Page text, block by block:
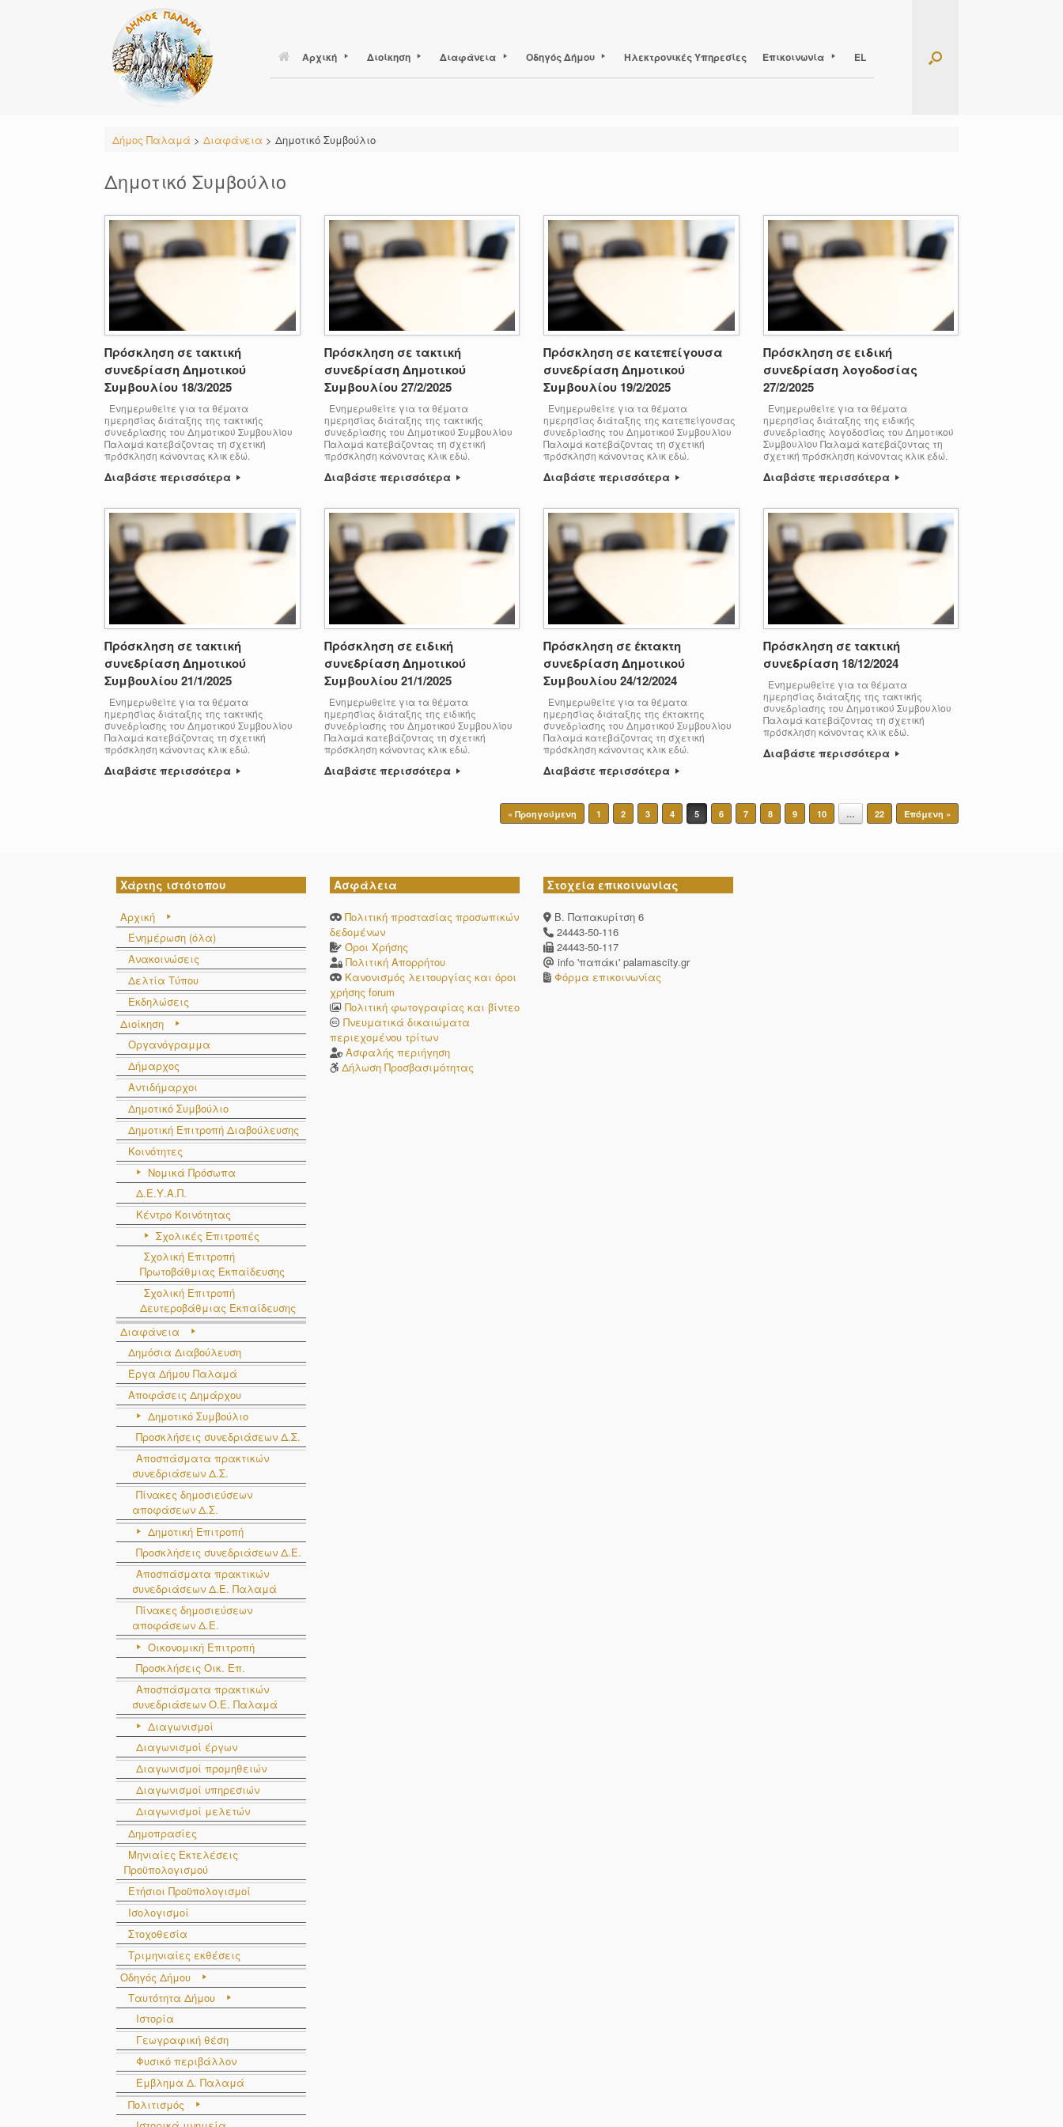
Αρχική Διοίκηση Διαφάνεια Οδηγός Δήμου Ηλεκτρονικές Υπηρεσίες Επικοινωνία EL
Δήμος Παλαμά > Διαφάνεια > Δημοτικό Συμβούλιο
Δημοτικό Συμβούλιο
Πρόσκληση σε τακτική
συνεδρίαση Δημοτικού
Συμβουλίου 18/3/2025
Ενημερωθείτε για τα θέματα
ημερησίας διάταξης της τακτικής
συνεδρίασης του Δημοτικού Συμβουλίου
Παλαμά κατεβάζοντας τη σχετική
πρόσκληση κάνοντας κλικ εδώ.
Διαβάστε περισσότερα
Πρόσκληση σε τακτική
συνεδρίαση Δημοτικού
Συμβουλίου 27/2/2025
Ενημερωθείτε για τα θέματα
ημερησίας διάταξης της τακτικής
συνεδρίασης του Δημοτικού Συμβουλίου
Παλαμά κατεβάζοντας τη σχετική
πρόσκληση κάνοντας κλικ εδώ.
Διαβάστε περισσότερα
Πρόσκληση σε κατεπείγουσα
συνεδρίαση Δημοτικού
Συμβουλίου 19/2/2025
Ενημερωθείτε για τα θέματα
ημερησίας διάταξης της κατεπείγουσας
συνεδρίασης του Δημοτικού Συμβουλίου
Παλαμά κατεβάζοντας τη σχετική
πρόσκληση κάνοντας κλικ εδώ.
Διαβάστε περισσότερα
Πρόσκληση σε ειδική
συνεδρίαση λογοδοσίας
27/2/2025
Ενημερωθείτε για τα θέματα
ημερησίας διάταξης της ειδικής
συνεδρίασης λογοδοσίας του Δημοτικού
Συμβουλίου Παλαμά κατεβάζοντας τη
σχετική πρόσκληση κάνοντας κλικ εδώ.
Διαβάστε περισσότερα
Πρόσκληση σε τακτική
συνεδρίαση Δημοτικού
Συμβουλίου 21/1/2025
Ενημερωθείτε για τα θέματα
ημερησίας διάταξης της τακτικής
συνεδρίασης του Δημοτικού Συμβουλίου
Παλαμά κατεβάζοντας τη σχετική
πρόσκληση κάνοντας κλικ εδώ.
Διαβάστε περισσότερα
Πρόσκληση σε ειδική
συνεδρίαση Δημοτικού
Συμβουλίου 21/1/2025
Ενημερωθείτε για τα θέματα
ημερησίας διάταξης της ειδικής
συνεδρίασης του Δημοτικού Συμβουλίου
Παλαμά κατεβάζοντας τη σχετική
πρόσκληση κάνοντας κλικ εδώ.
Διαβάστε περισσότερα
Πρόσκληση σε έκτακτη
συνεδρίαση Δημοτικού
Συμβουλίου 24/12/2024
Ενημερωθείτε για τα θέματα
ημερησίας διάταξης της έκτακτης
συνεδρίασης του Δημοτικού Συμβουλίου
Παλαμά κατεβάζοντας τη σχετική
πρόσκληση κάνοντας κλικ εδώ.
Διαβάστε περισσότερα
Πρόσκληση σε τακτική
συνεδρίαση 18/12/2024
Ενημερωθείτε για τα θέματα
ημερησίας διάταξης της τακτικής
συνεδρίασης του Δημοτικού Συμβουλίου
Παλαμά κατεβάζοντας τη σχετική
πρόσκληση κάνοντας κλικ εδώ.
Διαβάστε περισσότερα
« Προηγούμενη 1 2 3 4 5 6 7 8 9 10 … 22 Επόμενη »
Χάρτης ιστότοπου
Αρχική
Ενημέρωση (όλα)
Ανακοινώσεις
Δελτία Τύπου
Εκδηλώσεις
Διοίκηση
Οργανόγραμμα
Δήμαρχος
Αντιδήμαρχοι
Δημοτικό Συμβούλιο
Δημοτική Επιτροπή Διαβούλευσης
Κοινότητες
Νομικά Πρόσωπα
Δ.Ε.Υ.Α.Π.
Κέντρο Κοινότητας
Σχολικές Επιτροπές
Σχολική Επιτροπή
Πρωτοβάθμιας Εκπαίδευσης
Σχολική Επιτροπή
Δευτεροβάθμιας Εκπαίδευσης
Διαφάνεια
Δημόσια Διαβούλευση
Έργα Δήμου Παλαμά
Αποφάσεις Δημάρχου
Δημοτικό Συμβούλιο
Προσκλήσεις συνεδριάσεων Δ.Σ.
Αποσπάσματα πρακτικών
συνεδριάσεων Δ.Σ.
Πίνακες δημοσιεύσεων
αποφάσεων Δ.Σ.
Δημοτική Επιτροπή
Προσκλήσεις συνεδριάσεων Δ.Ε.
Αποσπάσματα πρακτικών
συνεδριάσεων Δ.E. Παλαμά
Πίνακες δημοσιεύσεων
αποφάσεων Δ.Ε.
Οικονομική Επιτροπή
Προσκλήσεις Οικ. Επ.
Αποσπάσματα πρακτικών
συνεδριάσεων Ο.E. Παλαμά
Διαγωνισμοί
Διαγωνισμοί έργων
Διαγωνισμοί προμηθειών
Διαγωνισμοί υπηρεσιών
Διαγωνισμοί μελετών
Δημοπρασίες
Μηνιαίες Εκτελέσεις
Προϋπολογισμού
Ετήσιοι Προϋπολογισμοί
Ισολογισμοί
Στοχοθεσία
Τριμηνιαίες εκθέσεις
Οδηγός Δήμου
Ταυτότητα Δήμου
Ιστορία
Γεωγραφική θέση
Φυσικό περιβάλλον
Έμβλημα Δ. Παλαμά
Πολιτισμός
Ασφάλεια
Πολιτική προστασίας προσωπικών
δεδομένων
Όροι Χρήσης
Πολιτική Απορρήτου
Κανονισμός λειτουργίας και όροι
χρήσης forum
Πολιτική φωτογραφίας και βίντεο
Πνευματικά δικαιώματα
περιεχομένου τρίτων
Ασφαλής περιήγηση
Δήλωση Προσβασιμότητας
Στοχεία επικοινωνίας
Β. Παπακυρίτση 6
24443-50-116
24443-50-117
info 'παπάκι' palamascity.gr
Φόρμα επικοινωνίας